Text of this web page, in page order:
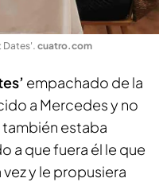
Dates'. cuatro.com
empachado de la
a Mercedes y no
también estaba
a que fuera él le que
vez y le propusiera